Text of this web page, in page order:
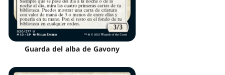
Guarda del alba de Gavony